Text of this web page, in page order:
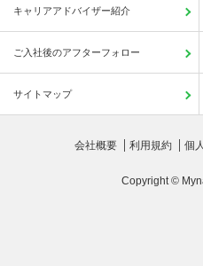
キャリアアドバイザー紹介
ご入社後のアフターフォロー
サイトマップ
会社概要 利用規約 個
Copyright ©